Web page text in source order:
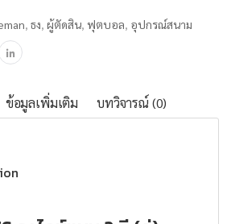
, ธง, ผู้ตัดสิน, ฟุตบอล, อุปกรณ์สนาม
ข้อมูลเพิ่มเติม บทวิจารณ์ (0)